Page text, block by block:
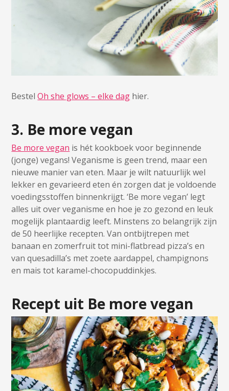
BestelOh she glows – elke dag hier.
3. Be more vegan
Be more vegan is hét kookboek voor beginnende
(jonge) vegans! Veganisme is geen trend, maar een
nieuwe manier van eten. Maar je wilt natuurlijk wel
lekker en gevarieerd eten én zorgen dat je voldoende
voedingsstoffen binnenkrijgt. ‘Be more vegan’ legt
alles uit over veganisme en hoe je zo gezond en leuk
mogelijk plantaardig leeft. Minstens zo belangrijk zijn
de 50 heerlijke recepten. Van ontbijtrepen met
banaan en zomerfruit tot mini-flatbread pizza’s en
van quesadilla’s met zoete aardappel, champignons
en mais tot karamel-chocopuddinkjes.
Recept uit Be more vegan